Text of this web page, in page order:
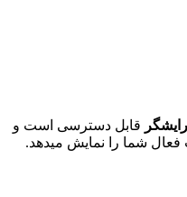
قابل دسترسی است و
شما را نمایش میدهد.